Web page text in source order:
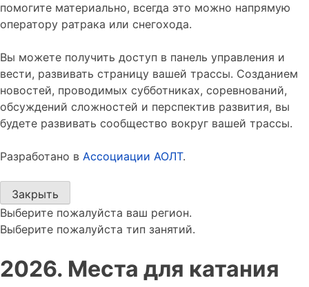
помогите материально, всегда это можно напрямую
оператору ратрака или снегохода.
Вы можете получить доступ в панель управления и
вести, развивать страницу вашей трассы. Созданием
новостей, проводимых субботниках, соревнований,
обсуждений сложностей и перспектив развития, вы
будете развивать сообщество вокруг вашей трассы.
Разработано в Ассоциации АОЛТ.
Закрыть
Выберите пожалуйста ваш регион.
Выберите пожалуйста тип занятий.
2026. Места для катания